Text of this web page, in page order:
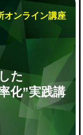
オンライン講座
た
化”実践講